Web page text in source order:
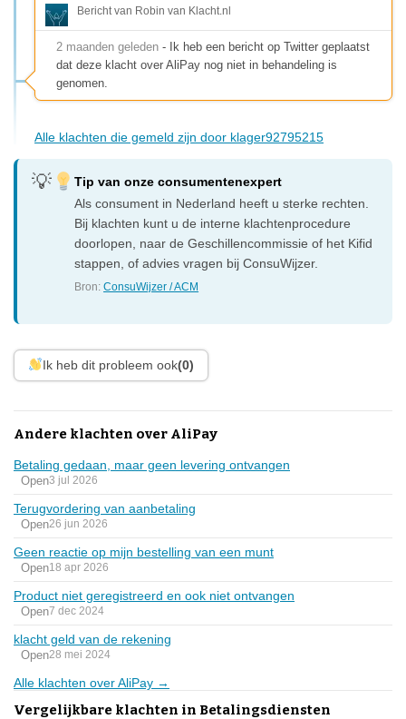
Bericht van Robin van Klacht.nl
2 maanden geleden - Ik heb een bericht op Twitter geplaatst
dat deze klacht over AliPay nog niet in behandeling is
genomen.
Alle klachten die gemeld zijn door klager92795215
Tip van onze consumentenexpert
Als consument in Nederland heeft u sterke rechten.
Bij klachten kunt u de interne klachtenprocedure
doorlopen, naar de Geschillencommissie of het Kifid
stappen, of advies vragen bij ConsuWijzer.
Bron:ConsuWijzer / ACM
Ik heb dit probleem ook(0)
Andere klachten over AliPay
Betaling gedaan, maar geen levering ontvangen
Open3 jul 2026
Terugvordering van aanbetaling
Open26 jun 2026
Geen reactie op mijn bestelling van een munt
Open18 apr 2026
Product niet geregistreerd en ook niet ontvangen
Open7 dec 2024
klacht geld van de rekening
Open28 mei 2024
Alle klachten over AliPay →
Vergelijkbare klachten in Betalingsdiensten